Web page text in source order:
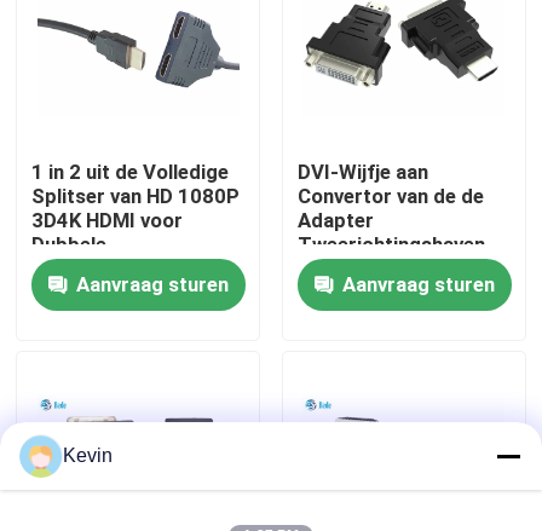
fabriekstour
Neem contact met ons op
Nieuws
Vraag een offerte
1 in 2 uit de Volledige
Splitser van HD 1080P
3D4K HDMI voor
Dubbele
Monitorsduplicaat/Spiegel
Aanvraag sturen
DVI-Wijfje aan
Convertor van de de
Adapter
Tweerichtingshaven
dvi-I 24+5 van HDMI
de Mannelijke
Aanvraag sturen
Kevin